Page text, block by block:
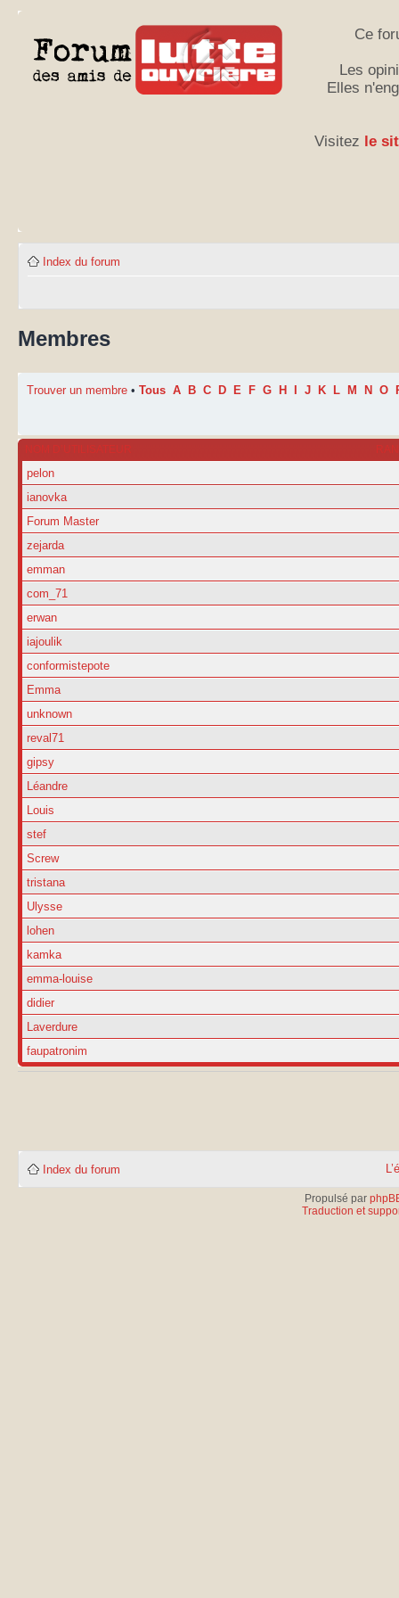
Ce
Les
Elles
Visitez le
Index du forum
Membres
Trouver un membre • Tous A B C D E F G H J K L M N O
NOM D’UTILISATEUR
pelon
ianovka
Forum Master
zejarda
emman
com_71
erwan
iajoulik
conformistepote
Emma
unknown
reval71
gipsy
Léandre
Louis
stef
Screw
tristana
Ulysse
lohen
kamka
emma-louise
didier
Laverdure
faupatronim
Index du forum
Propulsé par
Traduction et